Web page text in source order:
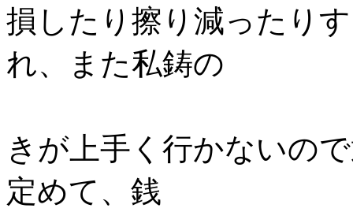
損したり擦り減ったり
れ、また私鋳の
きが上手く行かないの
定めて、銭